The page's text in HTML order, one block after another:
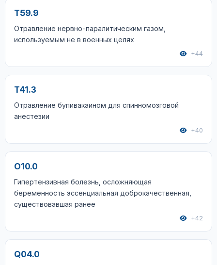
T59.9
Отравление нервно-паралитическим газом,
используемым не в военных целях
+44
T41.3
Отравление бупивакаином для спинномозговой
анестезии
+40
O10.0
Гипертензивная болезнь, осложняющая
беременность эссенциальная доброкачественная,
существовавшая ранее
+42
Q04.0